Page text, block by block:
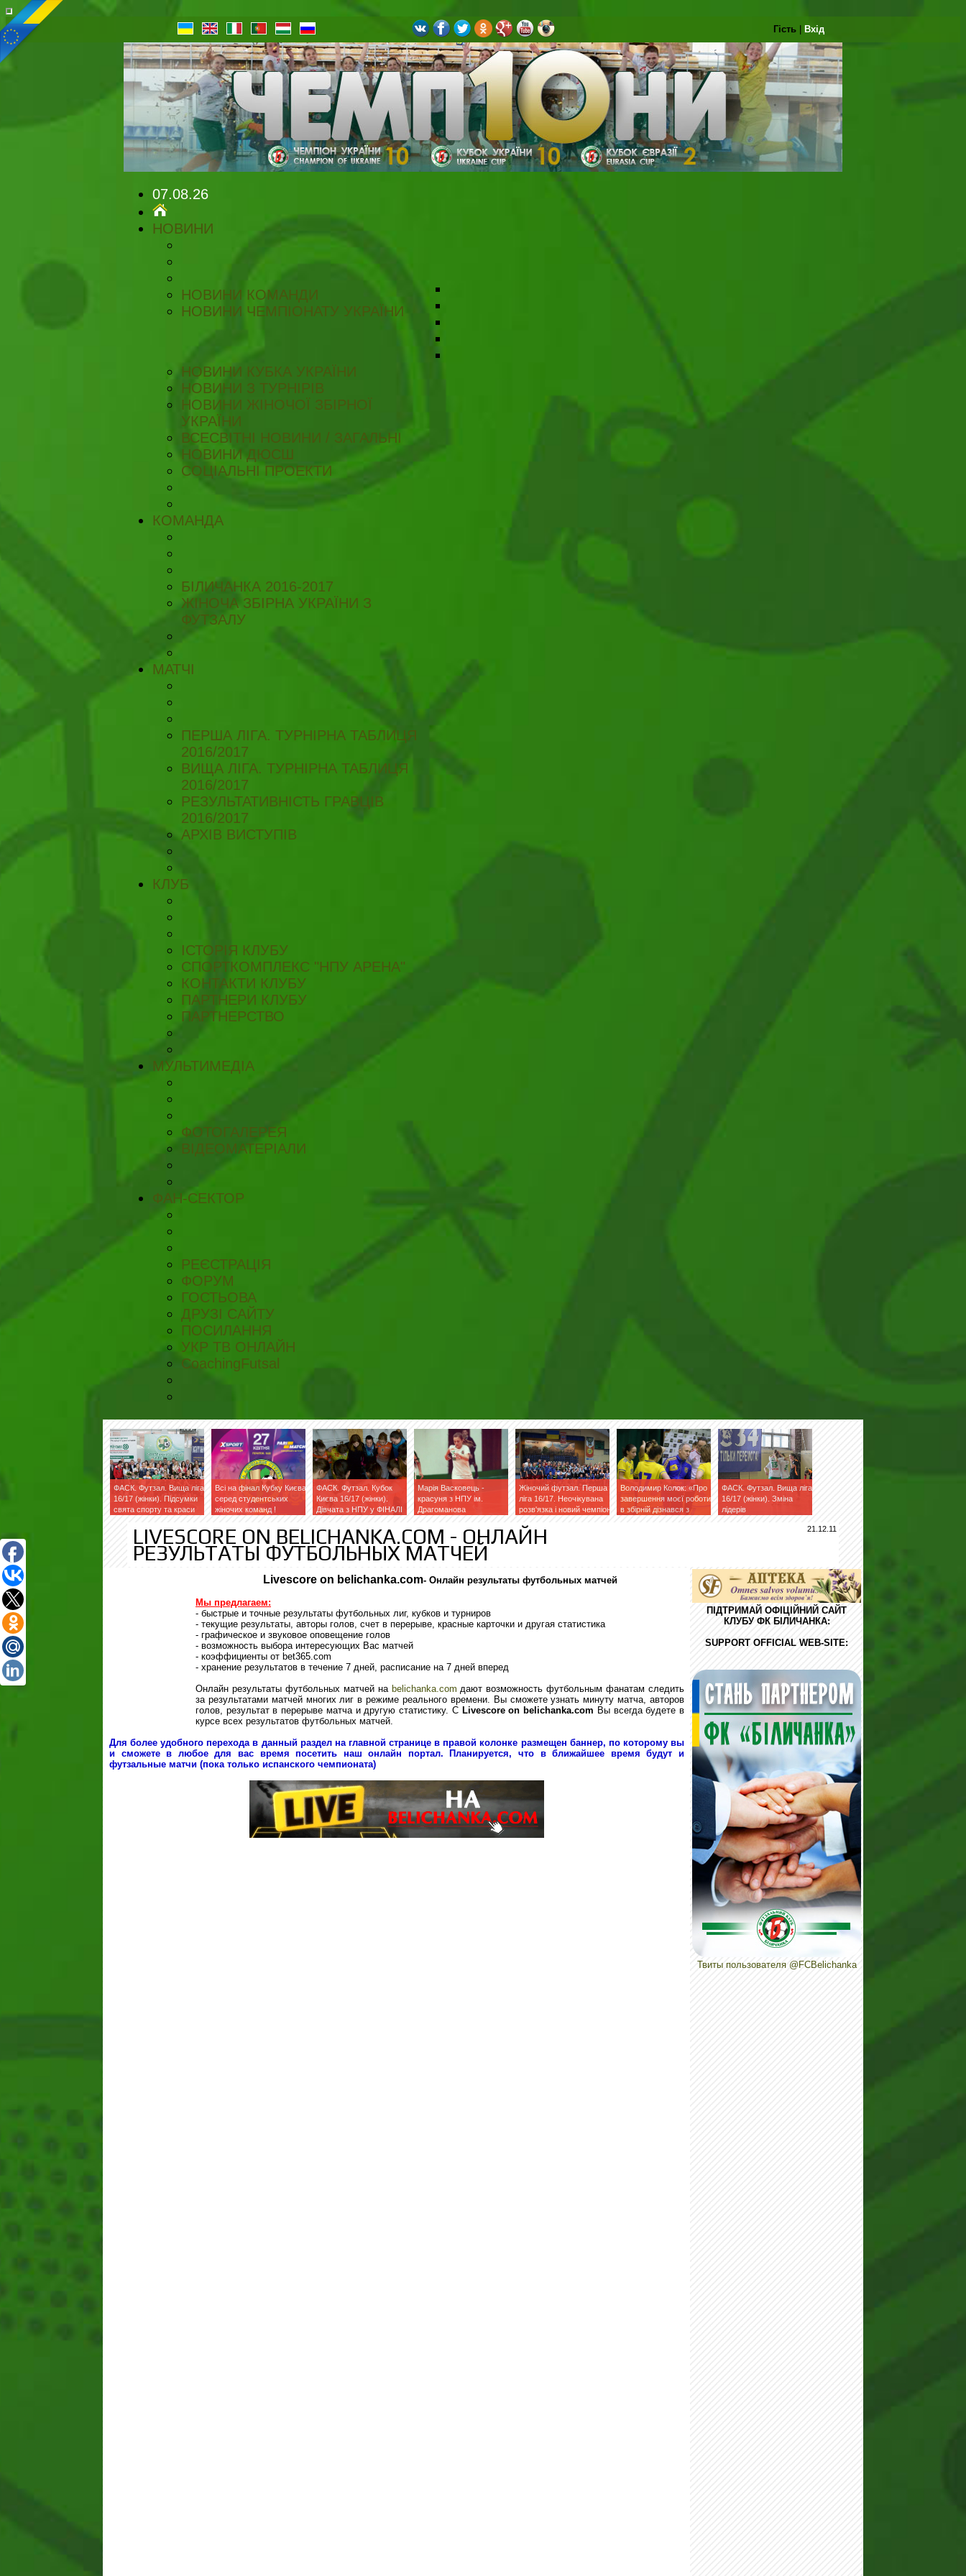
Гість Вхід
07.08.26
НОВИНИ
НОВИНИ КОМАНДИ
НОВИНИ ЧЕМПІОНАТУ УКРАЇНИ
НОВИНИ КУБКА УКРАЇНИ
НОВИНИ З ТУРНІРІВ
НОВИНИ ЖІНОЧОЇ ЗБІРНОЇ
УКРАЇНИ
ВСЕСВІТНІ НОВИНИ / ЗАГАЛЬНІ
НОВИНИ ДЮСШ
СОЦІАЛЬНІ ПРОЕКТИ
КОМАНДА
БІЛИЧАНКА 2016-2017
ЖІНОЧА ЗБІРНА УКРАЇНИ З
ФУТЗАЛУ
МАТЧІ
ПЕРША ЛІГА. ТУРНІРНА ТАБЛИЦЯ
2016/2017
ВИЩА ЛІГА. ТУРНІРНА ТАБЛИЦЯ
2016/2017
РЕЗУЛЬТАТИВНІСТЬ ГРАВЦІВ
2016/2017
АРХІВ ВИСТУПІВ
КЛУБ
ІСТОРІЯ КЛУБУ
СПОРТКОМПЛЕКС "НПУ АРЕНА"
КОНТАКТИ КЛУБУ
ПАРТНЕРИ КЛУБУ
ПАРТНЕРСТВО
МУЛЬТИМЕДІА
ФОТОГАЛЕРЕЯ
ВІДЕОМАТЕРІАЛИ
ФАН-СЕКТОР
РЕЄСТРАЦІЯ
ФОРУМ
ГОСТЬОВА
ДРУЗІ САЙТУ
ПОСИЛАННЯ
УКР ТВ ОНЛАЙН
CoachingFutsal
ФАСК. Футзал. Вища ліга
16/17 (жінки). Підсумки
свята спорту та краси
Всі на фінал Кубку Києва
серед студентських
жіночих команд !
ФАСК. Футзал. Кубок
Києва 16/17 (жінки).
Дівчата з НПУ у ФІНАЛІ
Марія Васковець -
красуня з НПУ ім.
Драгоманова
Жіночий футзал. Перша
ліга 16/17. Неочікувана
розв'язка і новий чемпіон
Володимир Колок: «Про
завершення моєї роботи
в збірній дізнався з
ФАСК. Футзал. Вища ліга
16/17 (жінки). Зміна
лідерів
21.12.11
LIVESCORE ON BELICHANKA.COM - ОНЛАЙН
РЕЗУЛЬТАТЫ ФУТБОЛЬНЫХ МАТЧЕЙ
Livescore on belichanka.com- Онлайн результаты футбольных матчей
Мы предлагаем:
- быстрые и точные результаты футбольных лиг, кубков и турниров
- текущие результаты, авторы голов, счет в перерыве, красные карточки и другая статистика
- графическое и звуковое оповещение голов
- возможность выбора интересующих Вас матчей
- коэффициенты от bet365.com
- хранение результатов в течение 7 дней, расписание на 7 дней вперед
Онлайн результаты футбольных матчей на belichanka.com дают возможность футбольным фанатам следить
за результатами матчей многих лиг в режиме реального времени. Вы сможете узнать минуту матча, авторов
голов, результат в перерыве матча и другую статистику. С Livescoreon belichanka.com Вы всегда будете в
курсе всех результатов футбольных матчей.
Для более удобного перехода в данный раздел на главной странице в правой колонке размещен баннер, по которому вы
и сможете в любое для вас время посетить наш онлайн портал. Планируется, что в ближайшее время будут и
футзальные матчи (пока только испанского чемпионата)
ПІДТРИМАЙ ОФІЦІЙНИЙ САЙТ
КЛУБУ ФК БІЛИЧАНКА:
SUPPORT OFFICIAL WEB-SITE:
Твиты пользователя @FCBelichanka